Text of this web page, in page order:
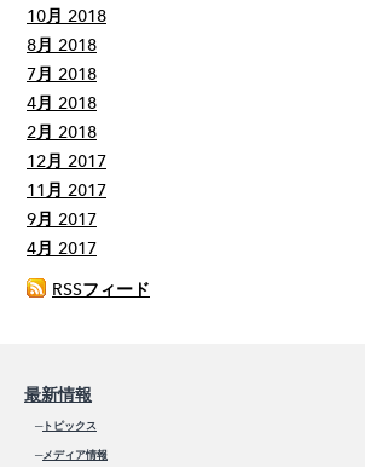
10月 2018
8月 2018
7月 2018
4月 2018
2月 2018
12月 2017
11月 2017
9月 2017
4月 2017
RSSフィード
最新情報
─トピックス
─メディア情報